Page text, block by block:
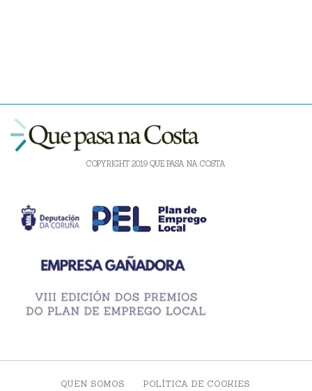
COPYRIGHT 2019 QUE PASA NA COSTA
QUEN SOMOS POLÍTICA DE COOKIES